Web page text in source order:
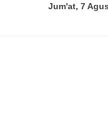
Jum'at, 7